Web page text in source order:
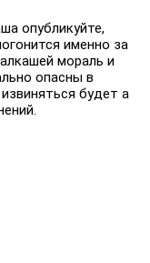
опубликуйте,
именно за
мораль и
опасны в
будет а